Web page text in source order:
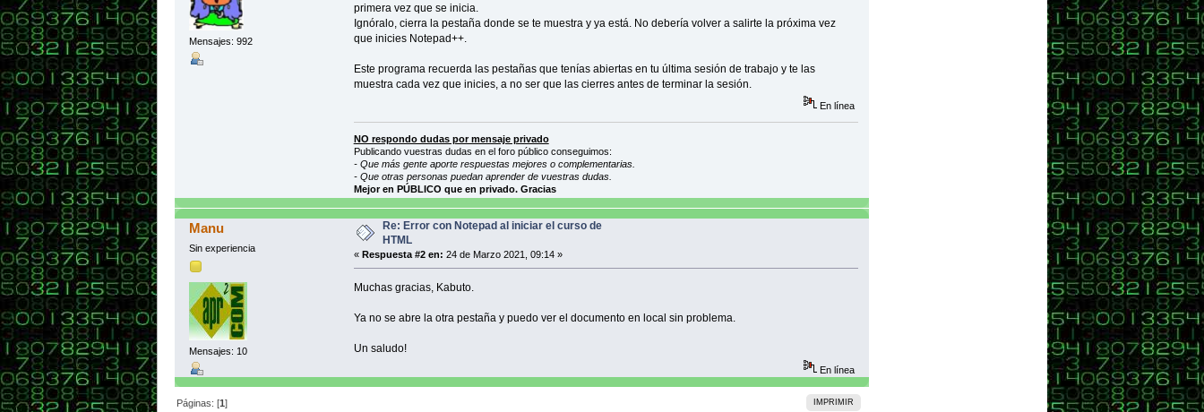
Mensajes: 992
primera vez que se inicia.
Ignóralo, cierra la pestaña donde se te muestra y ya está. No debería volver a salirte la próxima vez
que inicies Notepad++.
Este programa recuerda las pestañas que tenías abiertas en tu última sesión de trabajo y te las
muestra cada vez que inicies, a no ser que las cierres antes de terminar la sesión.
En línea
NO respondo dudas por mensaje privado
Publicando vuestras dudas en el foro público conseguimos:
- Que más gente aporte respuestas mejores o complementarias.
- Que otras personas puedan aprender de vuestras dudas.
Mejor en PÚBLICO que en privado. Gracias
Manu
Sin experiencia
Mensajes: 10
Re: Error con Notepad al iniciar el curso de
HTML
« Respuesta #2 en: 24 de Marzo 2021, 09:14 »
Muchas gracias, Kabuto.
Ya no se abre la otra pestaña y puedo ver el documento en local sin problema.
Un saludo!
En línea
IMPRIMIR
Páginas: [1]